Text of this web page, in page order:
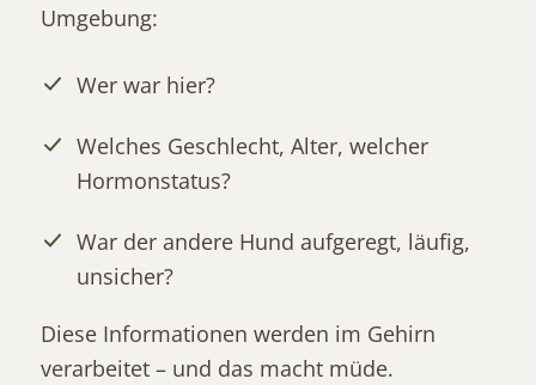
Umgebung:
Wer war hier?
Welches Geschlecht, Alter, welcher
Hormonstatus?
War der andere Hund aufgeregt, läufig,
unsicher?
Diese Informationen werden im Gehirn
verarbeitet – und das macht müde.